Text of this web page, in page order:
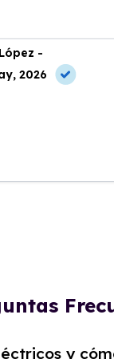
-
2026
y